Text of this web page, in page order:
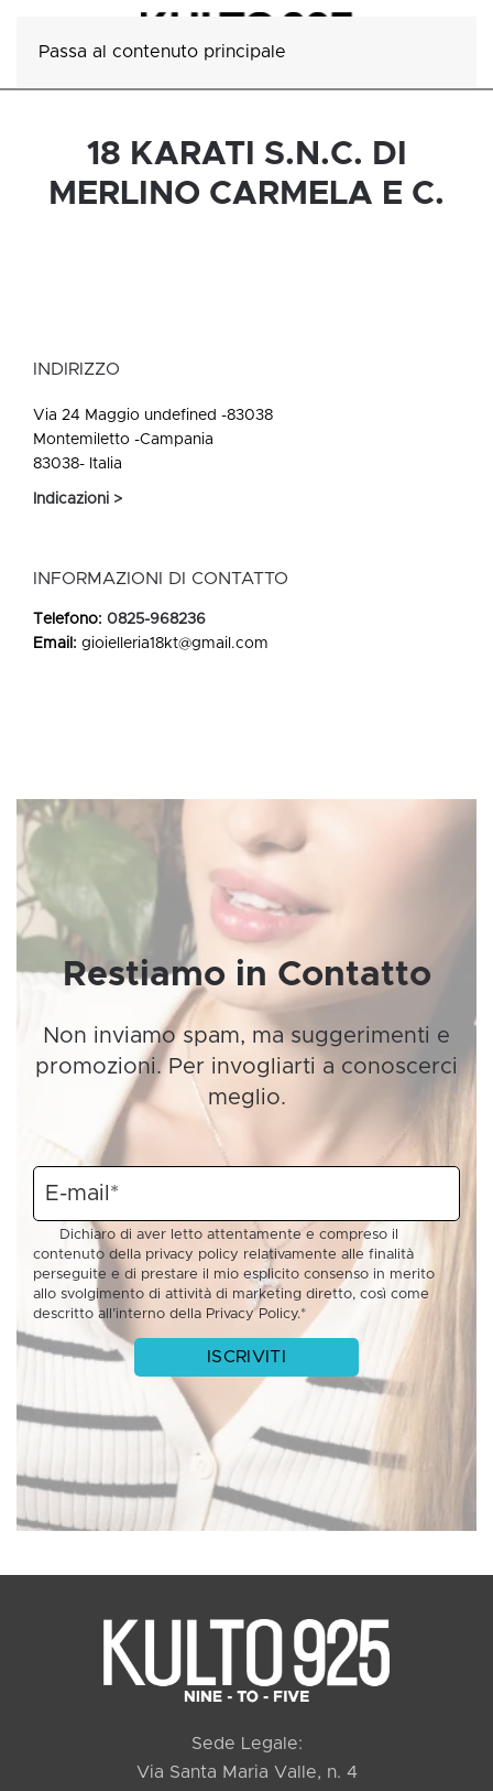
Passa al contenuto principale
18 KARATI S.N.C. DI
MERLINO CARMELA E C.
INDIRIZZO
Via 24 Maggio undefined -83038
Montemiletto -Campania
83038- Italia
Indicazioni >
INFORMAZIONI DI CONTATTO
Telefono: 0825-968236
Email: gioielleria18kt@gmail.com
Restiamo in Contatto
Non inviamo spam, ma suggerimenti e
promozioni. Per invogliarti a conoscerci
meglio.
Sede Legale:
Via Santa Maria Valle, n. 4